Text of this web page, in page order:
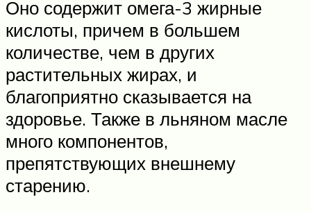
Оно содержит омега-3 жирные
кислоты, причем в большем
количестве, чем в других
растительных жирах, и
благоприятно сказывается на
здоровье. Также в льняном масле
много компонентов,
препятствующих внешнему
старению.